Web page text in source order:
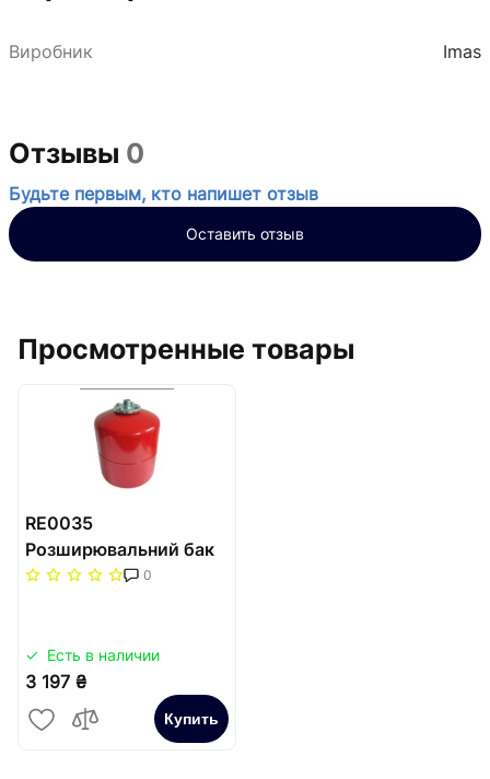
Виробник Imas
Отзывы 0
Будьте первым, кто напишет отзыв
Оставить отзыв
Просмотренные товары
RE0035
Розширювальний бак
IMAS Італія червоний
0
Есть в наличии
3 197 ₴
Купить